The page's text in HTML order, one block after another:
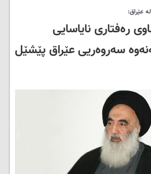
عێراق:
رەفتاری نایاسایی
سەروەریی عێراق پێشێل